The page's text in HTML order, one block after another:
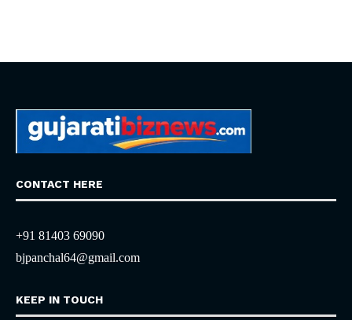
CONTACT HERE
+91 81403 69090
bjpanchal64@gmail.com
KEEP IN TOUCH